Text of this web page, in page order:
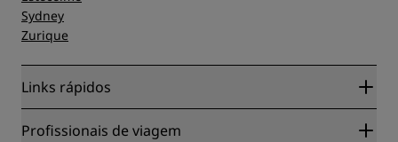
Sydney
Zurique
Links rápidos
Radisson Rewards
Profissionais de viagem